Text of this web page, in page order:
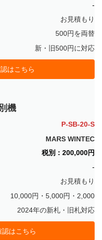
-
お見積もり
500円を両替
新・旧500円に対応
はこちら
機
P-SB-20-S
MARS WINTEC
税別：200,000円
-
お見積もり
10,000円・5,000円・2,000
2024年の新札・旧札対応
はこちら